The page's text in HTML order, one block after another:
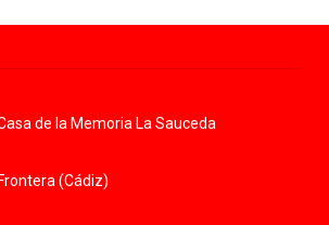
de la Memoria La Sauceda
(Cádiz)